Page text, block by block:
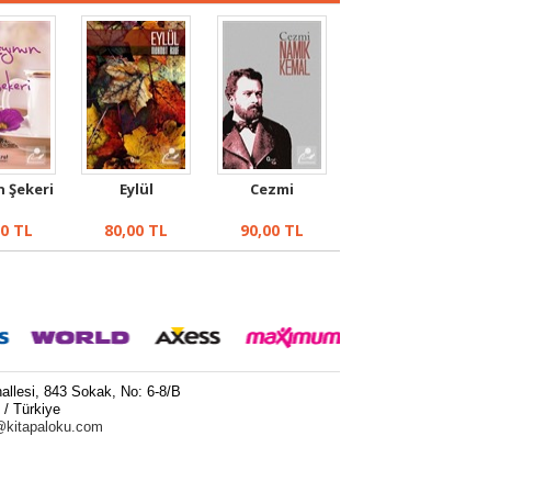
Şekeri
TL
Eylül
80,00 TL
Cezmi
90,00 TL
843 Sokak, No: 6-8/B
/ Türkiye